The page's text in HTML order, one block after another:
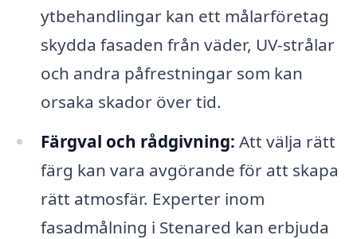
ytbehandlingar kan ett målarföretag
skydda fasaden från väder, UV-strålar
och andra påfrestningar som kan
orsaka skador över tid.
Färgval och rådgivning: Att välja rätt
färg kan vara avgörande för att skapa
rätt atmosfär. Experter inom
fasadmålning i Stenared kan erbjuda